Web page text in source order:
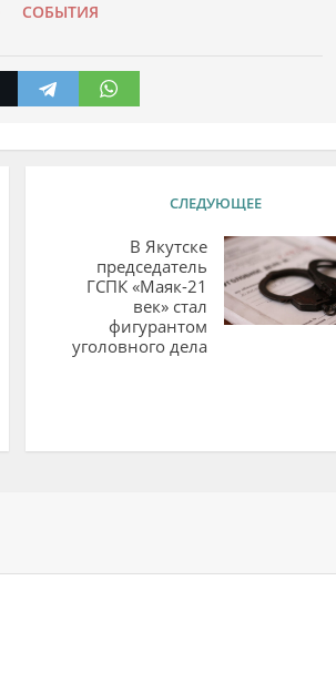
СОБЫТИЯ
СЛЕДУЮЩЕЕ
В Якутске
председатель
ГСПК «Маяк-21
век» стал
фигурантом
уголовного дела